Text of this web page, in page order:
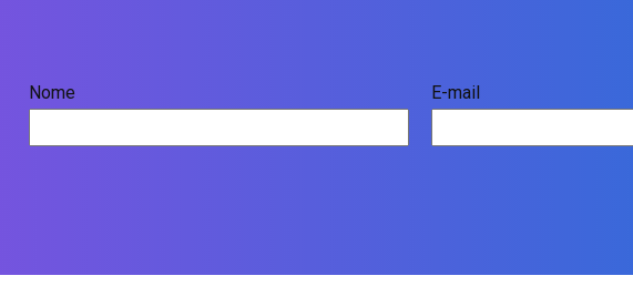
Nome E-mail